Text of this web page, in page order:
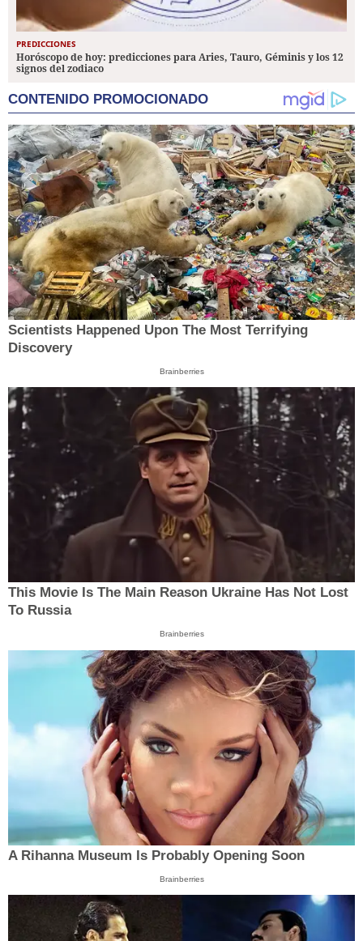
PREDICCIONES
Horóscopo de hoy: predicciones para Aries, Tauro, Géminis y los 12
signos del zodiaco
CONTENIDO PROMOCIONADO
Scientists Happened Upon The Most Terrifying
Discovery
Brainberries
This Movie Is The Main Reason Ukraine Has Not Lost
To Russia
Brainberries
A Rihanna Museum Is Probably Opening Soon
Brainberries